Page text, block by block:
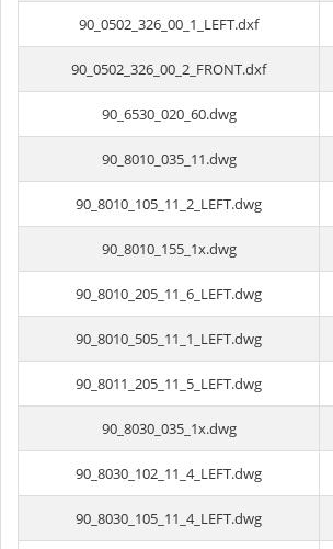
90_0502_326_00_1_LEFT.dxf
90_0502_326_00_2_FRONT.dxf
90_6530_020_60.dwg
90_8010_035_11.dwg
90_8010_105_11_2_LEFT.dwg
90_8010_155_1x.dwg
90_8010_205_11_6_LEFT.dwg
90_8010_505_11_1_LEFT.dwg
90_8011_205_11_5_LEFT.dwg
90_8030_035_1x.dwg
90_8030_102_11_4_LEFT.dwg
90_8030_105_11_4_LEFT.dwg